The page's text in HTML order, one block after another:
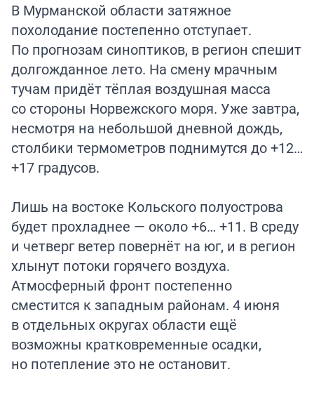
В Мурманской области затяжное
похолодание постепенно отступает.
По прогнозам синоптиков, в регион спешит
долгожданное лето. На смену мрачным
тучам придёт тёплая воздушная масса
со стороны Норвежского моря. Уже завтра,
несмотря на небольшой дневной дождь,
столбики термометров поднимутся до +12…
+17 градусов.
Лишь на востоке Кольского полуострова
будет прохладнее — около +6… +11. В среду
и четверг ветер повернёт на юг, и в регион
хлынут потоки горячего воздуха.
Атмосферный фронт постепенно
сместится к западным районам. 4 июня
в отдельных округах области ещё
возможны кратковременные осадки,
но потепление это не остановит.